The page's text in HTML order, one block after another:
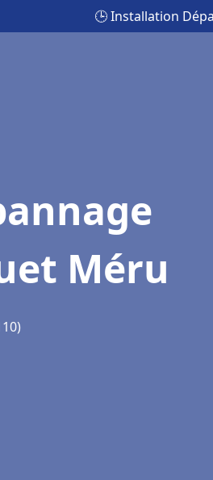
🕒 Installation
Méru